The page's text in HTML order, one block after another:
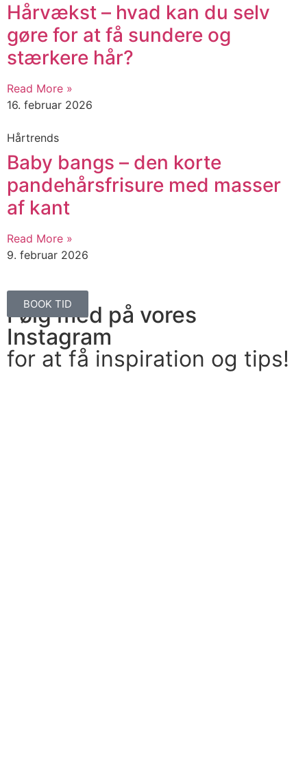
Hårvækst – hvad kan du selv
gøre for at få sundere og
stærkere hår?
Read More »
16. februar 2026
Hårtrends
Baby bangs – den korte
pandehårsfrisure med masser
af kant
Read More »
9. februar 2026
BOOK TID
Følg med på vores
Instagram
for at få inspiration og tips!